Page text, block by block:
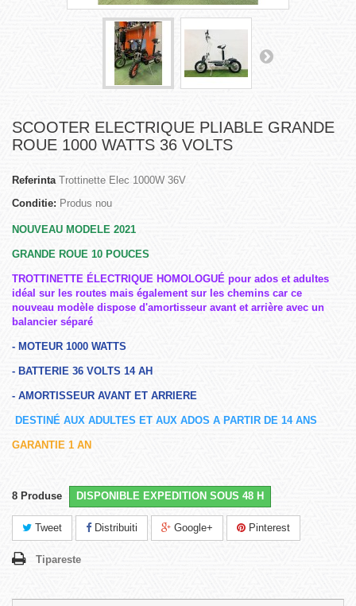
SCOOTER ELECTRIQUE PLIABLE GRANDE
ROUE 1000 WATTS 36 VOLTS
Referinta Trottinette Elec 1000W 36V
Conditie: Produs nou
NOUVEAU MODELE 2021
GRANDE ROUE 10 POUCES
TROTTINETTE ÉLECTRIQUE HOMOLOGUÉ pour ados et adultes
idéal sur les routes mais également sur les chemins car ce
nouveau modèle dispose d'amortisseur avant et arrière avec un
balancier séparé
- MOTEUR 1000 WATTS
- BATTERIE 36 VOLTS 14 AH
- AMORTISSEUR AVANT ET ARRIERE
DESTINÉ AUX ADULTES ET AUX ADOS A PARTIR DE 14 ANS
GARANTIE 1 AN
8 Produse DISPONIBLE EXPEDITION SOUS 48 H
Tweet Distribuiti Google+ Pinterest
Tipareste